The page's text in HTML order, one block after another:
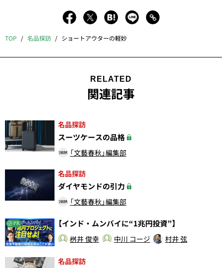
TOP 名品探訪 ショートアウターの軽妙
RELATED
関連記事
名品探訪
スーツケースの品格
「文藝春秋」編集部
名品探訪
ダイヤモンドの引力
「文藝春秋」編集部
PR 【インド・ムンバイに“1兆円投資”】
桝井 俊幸 中川 コージ 村井 弦
名品探訪